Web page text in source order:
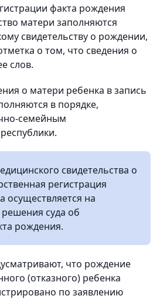
факта рождения
матери заполняются
свидетельству о рождении,
о том, что сведения о
слов.
о матери ребенка в запись
в порядке,
семейным
свидетельства о
регистрация
осуществляется на
суда об
рождения.
что рождение
(отказного) ребенка
по заявлению